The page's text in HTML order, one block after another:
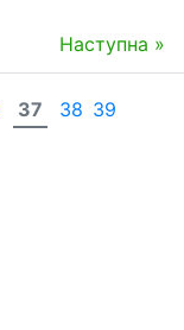
Наступна »
37 38 39